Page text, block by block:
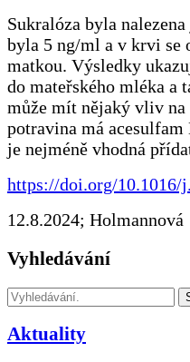
Sukralóza byla
byla 5 ng/ml a v krvi se
matkou. Výsledky
do mateřského mléka a
může mít nějaký vliv
potravina má
je nejméně vhodná
https://doi.org/10.1016/
12.8.2024; Holmannová
Vyhledávání
Aktuality